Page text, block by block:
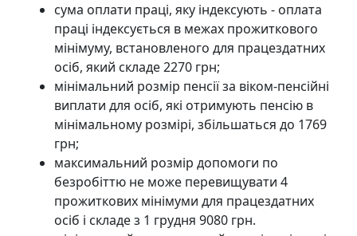
сума оплати праці, яку індексують - оплата
праці індексується в межах прожиткового
мінімуму, встановленого для працездатних
осіб, який складе 2270 грн;
мінімальний розмір пенсії за віком-пенсійні
виплати для осіб, які отримують пенсію в
мінімальному розмірі, збільшаться до 1769
грн;
максимальний розмір допомоги по
безробіттю не може перевищувати 4
прожиткових мінімуми для працездатних
осіб і складе з 1 грудня 9080 грн.